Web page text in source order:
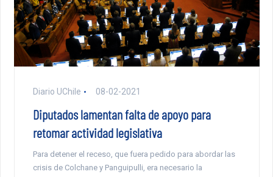
Diario UChile 08-02-2021
Diputados lamentan falta de apoyo para
retomar actividad legislativa
Para detener el receso, que fuera pedido para abordar las
crisis de Colchane y Panguipulli, era necesario la